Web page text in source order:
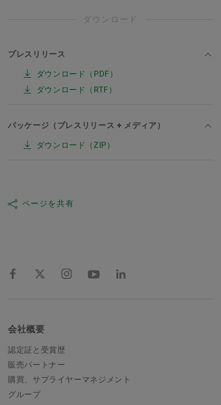
ダウンロード
プレスリリース
ダウンロード（PDF）
ダウンロード（RTF）
パッケージ（プレスリリース + メディア）
ダウンロード（ZIP）
ページを共有
会社概要
認定証と受賞歴
販売パートナー
購買、サプライヤーマネジメント
グループ